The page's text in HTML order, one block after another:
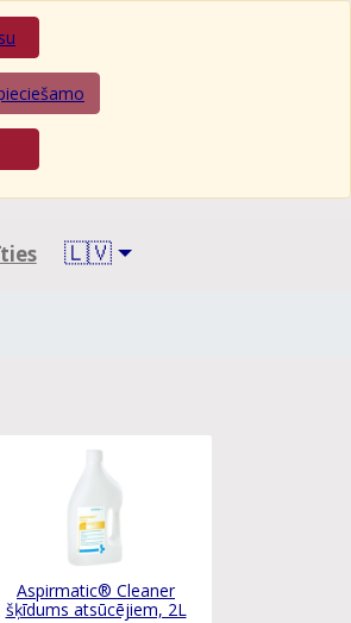
🇱🇻
Aspirmatic® Cleaner
šķīdums atsūcējiem, 2L